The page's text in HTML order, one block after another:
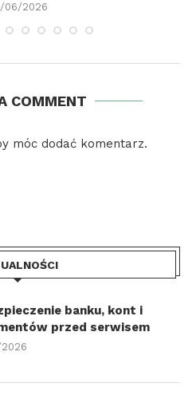
06/2026
COMMENT
móc dodać komentarz.
banku, kont i
przed serwisem